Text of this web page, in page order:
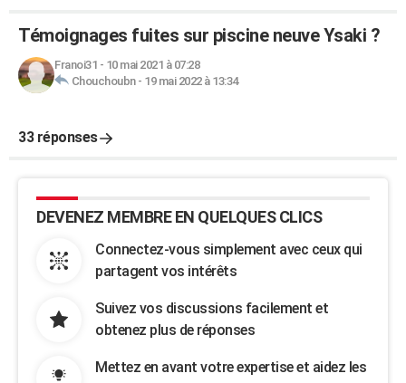
Témoignages fuites sur piscine neuve Ysaki ?
Franoi31 - 10 mai 2021 à 07:28
Chouchoubn- 19 mai 2022 à 13:34
33 réponses
DEVENEZ MEMBRE EN QUELQUES CLICS
Connectez-vous simplement avec ceux qui
partagent vos intérêts
Suivez vos discussions facilement et
obtenez plus de réponses
Mettez en avant votre expertise et aidez les